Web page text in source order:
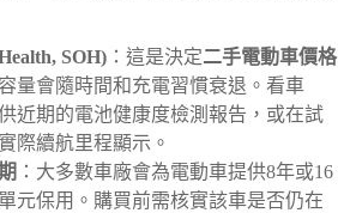
SOH) ：這是決定二手電動車價格
量會隨時間和充電習慣衰退。看車
近期的電池健康度檢測報告，或在試
際續航里程顯示。
：大多數車廠會為電動車提供8年或16
元保用。購買前需核實該車是否仍在